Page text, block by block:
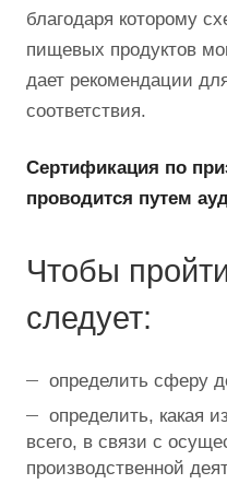
благодаря которому
пищевых продуктов
дает рекомендации
соответствия.
Сертификация по
проводится путем
Чтобы
следует:
определить сферу
определить, какая
всего, в связи с
производственной